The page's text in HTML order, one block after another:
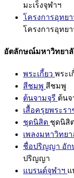
มะเร็งจุฬาฯ
โครงการอุทย
โครงการอุทย
อัตลักษณ์มหาวิทยา
พระเกี้ยว พระเ
สีชมพู สีชมพู
ต้นจามจุรี ต้นจ
เสื้อครุยพระร
ชุดนิสิต ชุดนิสิ
เพลงมหาวิทยา
ชื่อปริญญา อัก
ปริญญา
แบรนด์จุฬาฯ แ